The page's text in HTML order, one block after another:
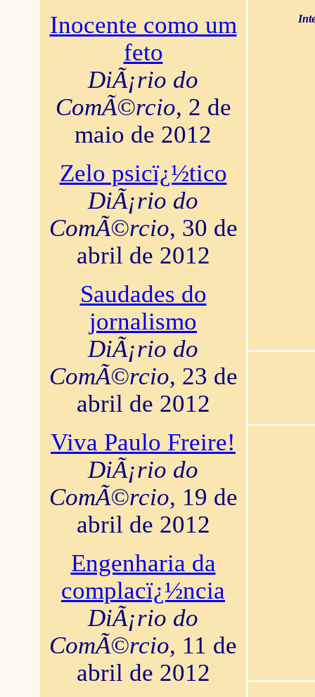
Inocente como um
feto
DiÃ¡rio do
ComÃ©rcio, 2 de
maio de 2012
Zelo psicï¿½tico
DiÃ¡rio do
ComÃ©rcio, 30 de
abril de 2012
Saudades do
jornalismo
DiÃ¡rio do
ComÃ©rcio, 23 de
abril de 2012
Viva Paulo Freire!
DiÃ¡rio do
ComÃ©rcio, 19 de
abril de 2012
Engenharia da
complacï¿½ncia
DiÃ¡rio do
ComÃ©rcio, 11 de
abril de 2012